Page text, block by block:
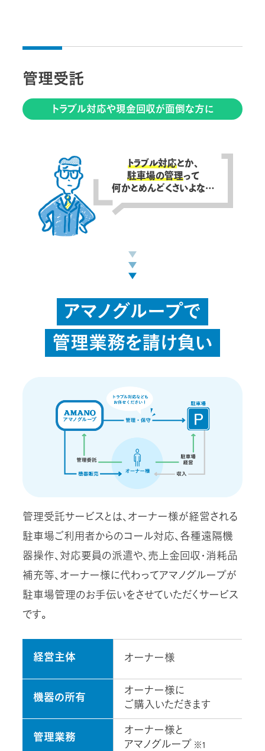
管理受託
トラブル対応や現金回収が面倒な方に
トラブル対応とか、
駐車場の管理って
何かとめんどくさいよな…
アマノグループで
管理業務を請け負い
管理受託サービスとは、オーナー様が経営される
駐車場ご利用者からのコール対応、各種遠隔機
器操作、対応要員の派遣や、売上金回収・消耗品
補充等、オーナー様に代わってアマノグループが
駐車場管理のお手伝いをさせていただくサービス
です。
経営主体 オーナー様
機器の所有
オーナー様に
ご購入いただきます
管理業務
オーナー様と
アマノグループ ※1